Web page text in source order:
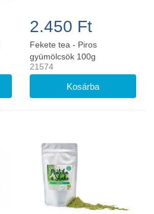
2.450 Ft
Fekete tea - Piros
gyümölcsök 100g
21574